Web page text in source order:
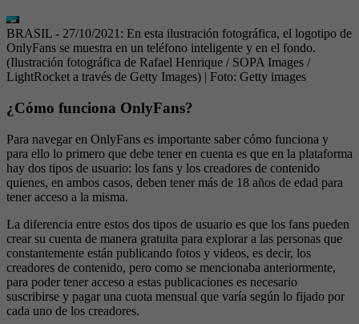
BRASIL - 27/10/2021: En esta ilustración fotográfica, el logotipo de
OnlyFans se muestra en un teléfono inteligente y en el fondo.
(Ilustración fotográfica de Rafael Henrique / SOPA Images /
LightRocket a través de Getty Images) | Foto: Getty images
¿Cómo funciona OnlyFans?
Para navegar en OnlyFans es importante saber cómo funciona y
para ello lo primero que debe tener en cuenta es que en la plataforma
hay dos tipos de usuario: los fans y los creadores de contenido
quienes, en ambos casos, deben tener más de 18 años de edad para
tener acceso a la misma.
La diferencia entre estos dos tipos de usuario es que los fans pueden
crear su cuenta de manera gratuita para explorar a las personas que
constantemente están publicando fotos y videos, es decir, los
creadores de contenido, pero como se mencionaba anteriormente,
para poder tener acceso a estas publicaciones es necesario
suscribirse y pagar una cuota mensual que varía según lo fijado por
cada uno de los creadores.